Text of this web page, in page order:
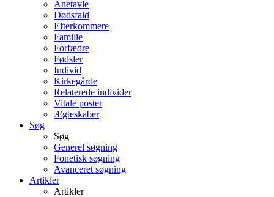
Anetavle
Dødsfald
Efterkommere
Familie
Forfædre
Fødsler
Individ
Kirkegårde
Relaterede individer
Vitale poster
Ægteskaber
Søg
Søg
Generel søgning
Fonetisk søgning
Avanceret søgning
Artikler
Artikler